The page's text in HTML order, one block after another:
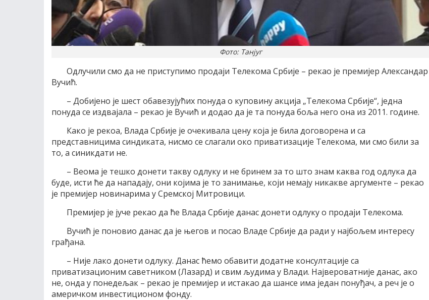
Фото: Танјуг
Одлучили смо да не приступимо продаји Телекома Србије – рекао је премијер Александар
Вучић.
– Добијено је шест обавезујућих понуда о куповину акција „Телекома Србије“, једна
понуда се издвајала – рекао је Вучић и додао да је та понуда боља него она из 2011. године.
Како је рекоа, Влада Србије је очекивала цену која је била договорена и са
представницима синдиката, нисмо се слагали око приватизације Телекома, ми смо били за
то, а синикдати не.
– Веома је тешко донети такву одлуку и не бринем за то што знам каква год одлука да
буде, исти ће да нападају, они којима је то занимање, који немају никакве аргументе – рекао
је премијер новинарима у Сремској Митровици.
Премијер је јуче рекао да ће Влада Србије данас донети одлуку о продаји Телекома.
Вучић је поновио данас да је његов и посао Владе Србије да ради у најбољем интересу
грађана.
– Није лако донети одлуку. Данас ћемо обавити додатне консултације са
приватизационим саветником (Лазард) и свим људима у Влади. Највероватније данас, ако
не, онда у понедељак – рекао је премијер и истакао да шансе има један понуђач, а реч је о
америчком инвестиционом фонду.